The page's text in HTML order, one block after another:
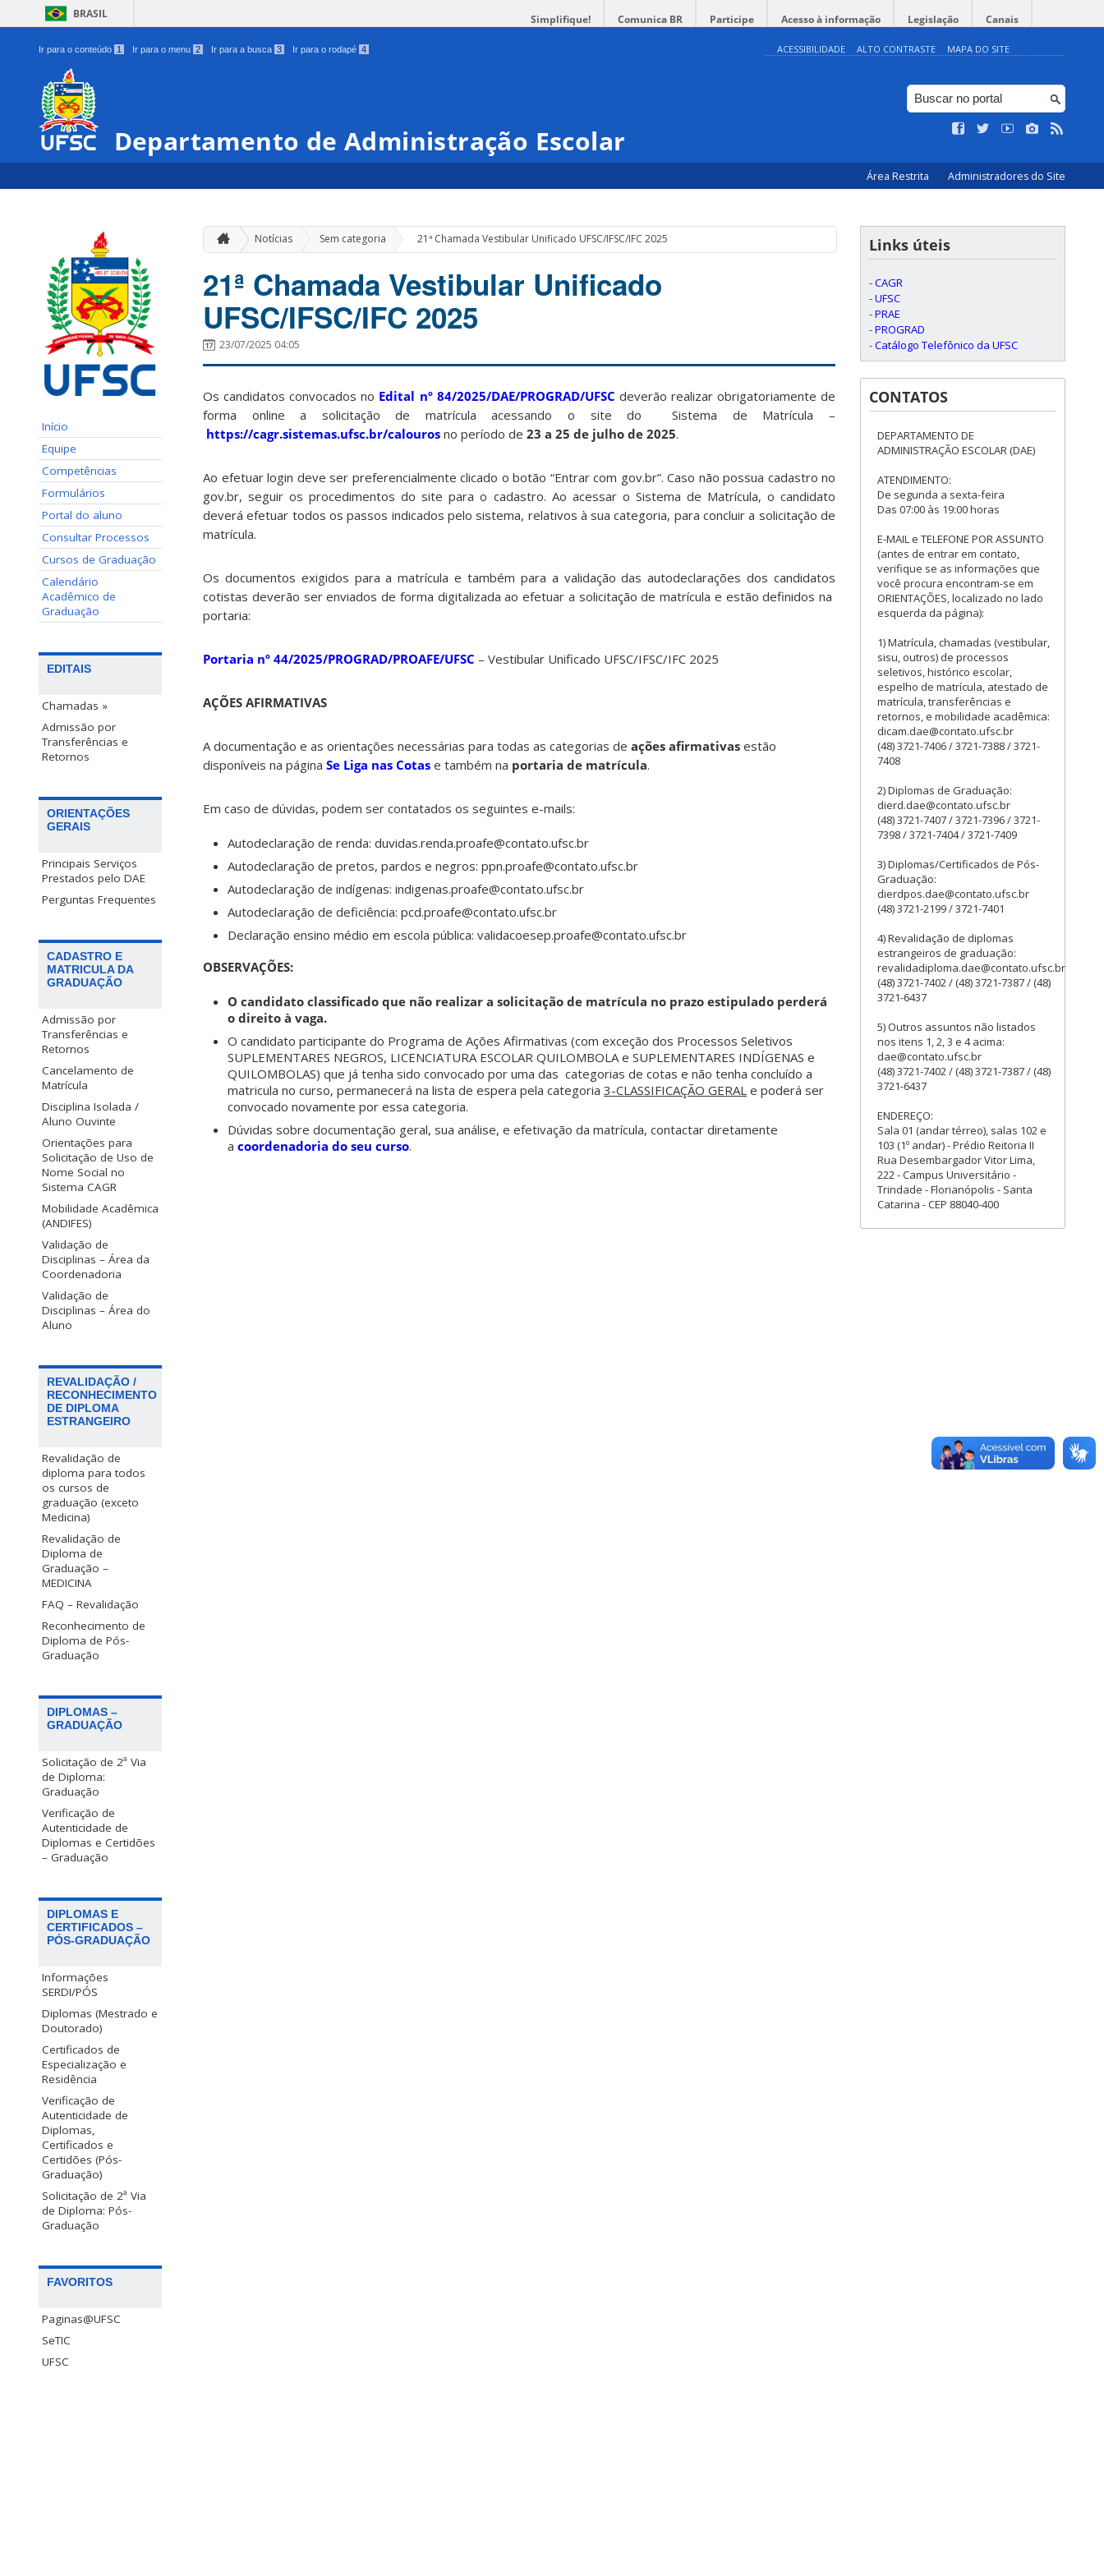
BRASIL Simplifique! Comunica BR Participe Acesso à informação Legislação Canais
Ir para o conteúdo 1 Ir para o menu 2 Ir para a busca 3 Ir para o rodapé 4 ACESSIBILIDADE ALTO CONTRASTE MAPA DO SITE
Departamento de Administração Escolar
Área Restrita Administradores do Site
Início
Equipe
Competências
Formulários
Portal do aluno
Consultar Processos
Cursos de Graduação
Calendário
Acadêmico de
Graduação
EDITAIS
Chamadas »
Admissão por
Transferências e
Retornos
ORIENTAÇÕES
GERAIS
Principais Serviços
Prestados pelo DAE
Perguntas Frequentes
CADASTRO E
MATRICULA DA
GRADUAÇÃO
Admissão por
Transferências e
Retornos
Cancelamento de
Matrícula
Disciplina Isolada /
Aluno Ouvinte
Orientações para
Solicitação de Uso de
Nome Social no
Sistema CAGR
Mobilidade Acadêmica
(ANDIFES)
Validação de
Disciplinas – Área da
Coordenadoria
Validação de
Disciplinas – Área do
Aluno
REVALIDAÇÃO /
RECONHECIMENTO
DE DIPLOMA
ESTRANGEIRO
Revalidação de
diploma para todos
os cursos de
graduação (exceto
Medicina)
Revalidação de
Diploma de
Graduação –
MEDICINA
FAQ – Revalidação
Reconhecimento de
Diploma de Pós-
Graduação
DIPLOMAS –
GRADUAÇÃO
Solicitação de 2ª Via
de Diploma:
Graduação
Verificação de
Autenticidade de
Diplomas e Certidões
– Graduação
DIPLOMAS E
CERTIFICADOS –
PÓS-GRADUAÇÃO
Informações
SERDI/PÓS
Diplomas (Mestrado e
Doutorado)
Certificados de
Especialização e
Residência
Verificação de
Autenticidade de
Diplomas,
Certificados e
Certidões (Pós-
Graduação)
Solicitação de 2ª Via
de Diploma: Pós-
Graduação
FAVORITOS
Paginas@UFSC
SeTIC
UFSC
Notícias Sem categoria » 21ª Chamada Vestibular Unificado UFSC/IFSC/IFC 2025
21ª Chamada Vestibular Unificado
UFSC/IFSC/IFC 2025
23/07/2025 04:05
Os candidatos convocados no Edital nº 84/2025/DAE/PROGRAD/UFSC deverão realizar obrigatoriamente de
forma online a solicitação de matrícula acessando o site do Sistema de Matrícula –
https://cagr.sistemas.ufsc.br/calouros no período de 23 a 25 de julho de 2025.
Ao efetuar login deve ser preferencialmente clicado o botão “Entrar com gov.br”. Caso não possua cadastro no
gov.br, seguir os procedimentos do site para o cadastro. Ao acessar o Sistema de Matrícula, o candidato
deverá efetuar todos os passos indicados pelo sistema, relativos à sua categoria, para concluir a solicitação de
matrícula.
Os documentos exigidos para a matrícula e também para a validação das autodeclarações dos candidatos
cotistas deverão ser enviados de forma digitalizada ao efetuar a solicitação de matrícula e estão definidos na
portaria:
Portaria nº 44/2025/PROGRAD/PROAFE/UFSC – Vestibular Unificado UFSC/IFSC/IFC 2025
AÇÕES AFIRMATIVAS
A documentação e as orientações necessárias para todas as categorias de ações afirmativas estão
disponíveis na página Se Liga nas Cotas e também na portaria de matrícula.
Em caso de dúvidas, podem ser contatados os seguintes e-mails:
Autodeclaração de renda: duvidas.renda.proafe@contato.ufsc.br
Autodeclaração de pretos, pardos e negros: ppn.proafe@contato.ufsc.br
Autodeclaração de indígenas: indigenas.proafe@contato.ufsc.br
Autodeclaração de deficiência: pcd.proafe@contato.ufsc.br
Declaração ensino médio em escola pública: validacoesep.proafe@contato.ufsc.br
OBSERVAÇÕES:
O candidato classificado que não realizar a solicitação de matrícula no prazo estipulado perderá
o direito à vaga.
O candidato participante do Programa de Ações Afirmativas (com exceção dos Processos Seletivos
SUPLEMENTARES NEGROS, LICENCIATURA ESCOLAR QUILOMBOLA e SUPLEMENTARES INDÍGENAS e
QUILOMBOLAS) que já tenha sido convocado por uma das categorias de cotas e não tenha concluído a
matricula no curso, permanecerá na lista de espera pela categoria 3-CLASSIFICAÇÃO GERAL e poderá ser
convocado novamente por essa categoria.
Dúvidas sobre documentação geral, sua análise, e efetivação da matrícula, contactar diretamente
a coordenadoria do seu curso.
Links úteis
-CAGR
-UFSC
-PRAE
-PROGRAD
-Catálogo Telefônico da UFSC
CONTATOS
DEPARTAMENTO DE
ADMINISTRAÇÃO ESCOLAR (DAE)
ATENDIMENTO:
De segunda a sexta-feira
Das 07:00 às 19:00 horas
E-MAIL e TELEFONE POR ASSUNTO
(antes de entrar em contato,
verifique se as informações que
você procura encontram-se em
ORIENTAÇÕES, localizado no lado
esquerda da página):
1) Matrícula, chamadas (vestibular,
sisu, outros) de processos
seletivos, histórico escolar,
espelho de matrícula, atestado de
matrícula, transferências e
retornos, e mobilidade acadêmica:
dicam.dae@contato.ufsc.br
(48) 3721-7406 / 3721-7388 / 3721-
7408
2) Diplomas de Graduação:
dierd.dae@contato.ufsc.br
(48) 3721-7407 / 3721-7396 / 3721-
7398 / 3721-7404 / 3721-7409
3) Diplomas/Certificados de Pós-
Graduação:
dierdpos.dae@contato.ufsc.br
(48) 3721-2199 / 3721-7401
4) Revalidação de diplomas
estrangeiros de graduação:
revalidadiploma.dae@contato.ufsc.br
(48) 3721-7402 / (48) 3721-7387 / (48)
3721-6437
5) Outros assuntos não listados
nos itens 1, 2, 3 e 4 acima:
dae@contato.ufsc.br
(48) 3721-7402 / (48) 3721-7387 / (48)
3721-6437
ENDEREÇO:
Sala 01 (andar térreo), salas 102 e
103 (1º andar) - Prédio Reitoria II
Rua Desembargador Vitor Lima,
222 - Campus Universitário -
Trindade - Florianópolis - Santa
Catarina - CEP 88040-400